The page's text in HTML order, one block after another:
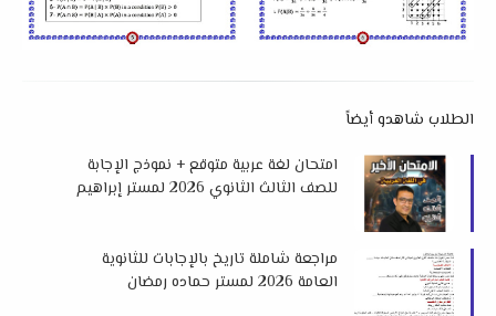
الطلاب شاهدو أيضاً
امتحان لغة عربية متوقع + نموذج الإجابة
للصف الثالث الثانوي 2026 لمستر إبراهيم
مراجعة شاملة تاريخ بالإجابات للثانوية
العامة 2026 لمستر حماده رمضان